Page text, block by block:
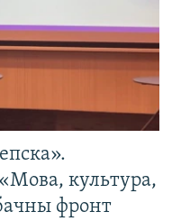
культура,
фронт